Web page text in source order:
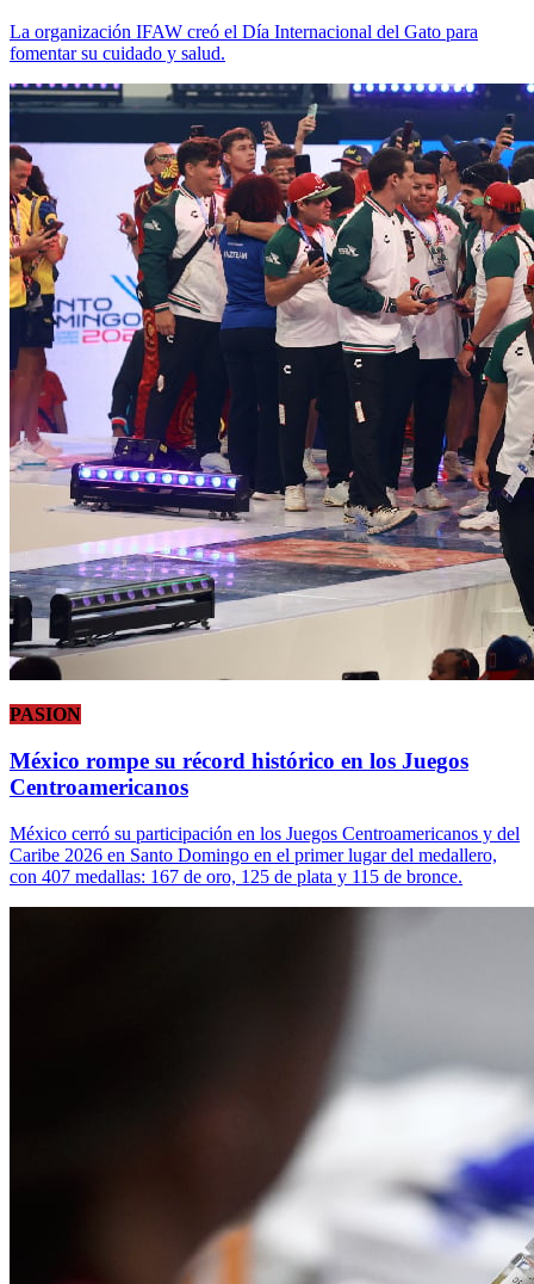
La organización IFAW creó el Día Internacional del Gato para
fomentar su cuidado y salud.
PASION
México rompe su récord histórico en los Juegos
Centroamericanos
México cerró su participación en los Juegos Centroamericanos y del
Caribe 2026 en Santo Domingo en el primer lugar del medallero,
con 407 medallas: 167 de oro, 125 de plata y 115 de bronce.